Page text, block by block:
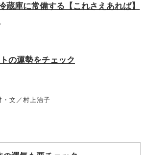
蔵庫に常備する【これさえあれば】
の運勢をチェック
文／村上治子